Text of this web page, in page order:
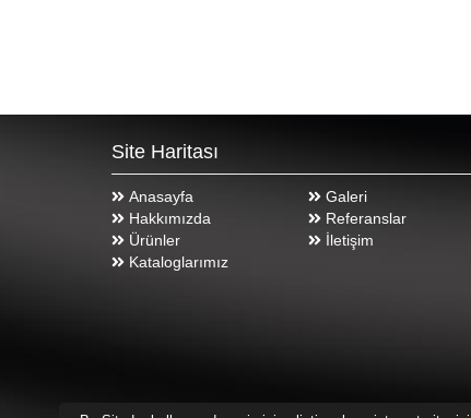
Site Haritası
Anasayfa
Hakkımızda
Ürünler
Kataloglarımız
Galeri
Referanslar
İletişim